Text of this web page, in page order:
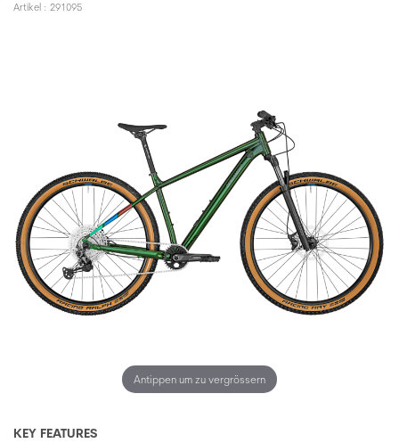
Artikel : 291095
Antippen um zu vergrössern
KEY FEATURES